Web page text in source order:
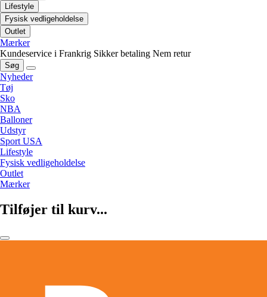
Lifestyle
Fysisk vedligeholdelse
Outlet
Mærker
Kundeservice i Frankrig Sikker betaling Nem retur
Søg
Nyheder
Tøj
Sko
NBA
Balloner
Udstyr
Sport USA
Lifestyle
Fysisk vedligeholdelse
Outlet
Mærker
Tilføjer til kurv...